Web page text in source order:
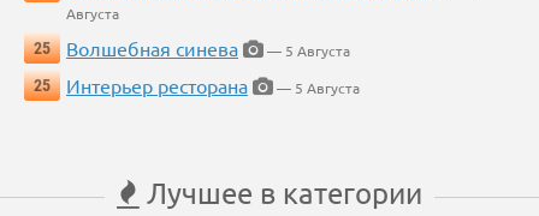
Августа
25
Волшебная синева
— 5 Августа
25
Интерьер ресторана — 5 Августа
Лучшее в категории